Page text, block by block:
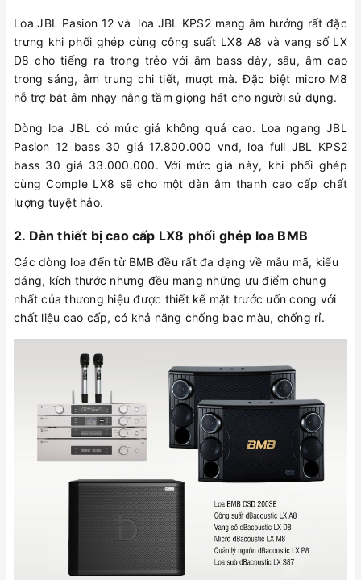
Loa JBL Pasion 12 và loa JBL KPS2 mang âm hưởng rất đặc
trưng khi phối ghép cùng công suất LX8 A8 và vang số LX
D8 cho tiếng ra trong trẻo với âm bass dày, sâu, âm cao
trong sáng, âm trung chi tiết, mượt mà. Đặc biệt micro M8
hỗ trợ bắt âm nhạy nâng tầm giọng hát cho người sử dụng.
Dòng loa JBL có mức giá không quá cao. Loa ngang JBL
Pasion 12 bass 30 giá 17.800.000 vnđ, loa full JBL KPS2
bass 30 giá 33.000.000. Với mức giá này, khi phối ghép
cùng Comple LX8 sẽ cho một dàn âm thanh cao cấp chất
lượng tuyệt hảo.
2. Dàn thiết bị cao cấp LX8 phối ghép loa BMB
Các dòng loa đến từ BMB đều rất đa dạng về mẫu mã, kiểu
dáng, kích thước nhưng đều mang những ưu điểm chung
nhất của thương hiệu được thiết kế mặt trước uốn cong với
chất liệu cao cấp, có khả năng chống bạc màu, chống rỉ.